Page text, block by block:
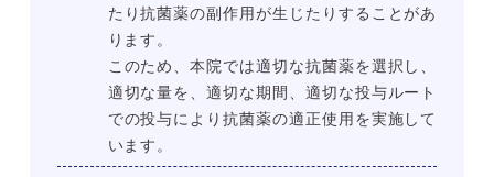
たり抗菌薬の副作用が生じたりすることがあ
ります。
このため、本院では適切な抗菌薬を選択し、
適切な量を、適切な期間、適切な投与ルート
での投与により抗菌薬の適正使用を実施して
います。